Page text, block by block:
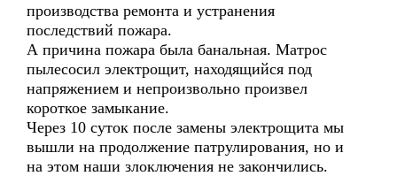
производства ремонта и устранения
последствий пожара.
А причина пожара была банальная. Матрос
пылесосил электрощит, находящийся под
напряжением и непроизвольно произвел
короткое замыкание.
Через 10 суток после замены электрощита мы
вышли на продолжение патрулирования, но и
на этом наши злоключения не закончились.